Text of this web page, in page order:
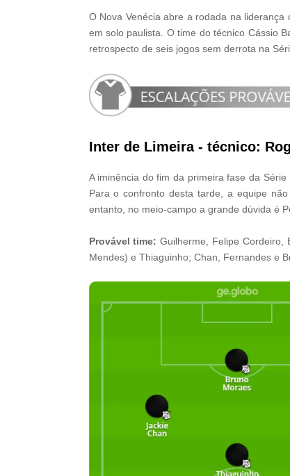
O Nova Venécia abre a rodada na
em solo paulista. O time do técnico Cássio
retrospecto de seis jogos sem derrota na
Inter de Limeira- técnico:
A iminência do fim da primeira fase da
Para o confronto desta tarde, a equipe
entanto, no meio-campo a grande dúvida é
Provável time:Guilherme, Felipe Cordeiro,
Mendes) e Thiaguinho; Chan, Fernandes e